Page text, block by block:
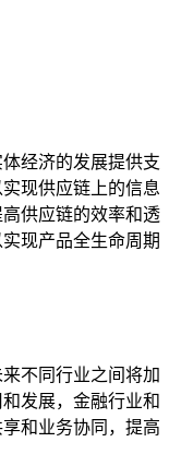
经济的发展提供支
现供应链上的信息
供应链的效率和透
现产品全生命周期
不同行业之间将加
发展，金融行业和
和业务协同，提高